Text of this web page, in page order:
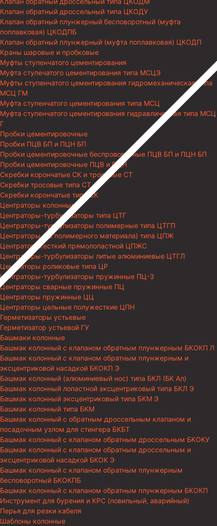
Клапан обратный дроссельный типа ЦКОДУ
Клапан обратный плунжерный бесповоротный (муфта
поплавковая) ЦКОДПБ
Клапан обратный плунжерный (муфта поплавковая) ЦКОДП
Краны шаровые и пробковые
Муфты ступенчатого цементирования
Муфта ступечатого цементирования типа МСЦЭ
Муфты ступенчатого цементирования гидромеханическая типа
МСЦ ГМ
Муфта ступенчатого цементирования типа МСЦ
Муфта ступенчатого цементирования гидравлическая типа МСЦ
Г
Пробки цементировочные
Пробки ПЦВ БП и ПЦН БП
Пробки цементировочные беспроворотные ПЦВ БП и ПЦН БП
Пробки цементировочные ПЦВ и ПЦН
Скребки корончатые СК и тросовые СТ
Скребки тросовые типа СТ
Скребки корончатые типа СК
Центраторы колонные
Центраторы-турбулизаторы типа ЦТГ
Центраторы-турбулизаторы полимерные типа ЦТГП
Центраторы (из полимерного материала) типа ЦПЖ
Центратор жесткий прямолопастной ЦПЖС
Центраторы-турбулизаторы литые алюминиевые ЦТГЛ
Центраторы роликовые типа ЦР
Центраторы-турбулизаторы пружинные ПЦ-3
Центраторы сварные пружинные ПЦ
Центраторы пружинные ЦЦ
Центраторы цельные полужесткие ЦПН
Герметизаторы устьевые
Герметизатор устьевой ГУ
Башмаки колонные
Башмак колонный с клапаном обратным плунжерным БКОКП Л
Башмак колонный с клапаном обратным плунжерным и
эксцентриковой насадкой БКОКП Э
Башмак колонный (алюминиевый нос) типа БКЛ (БК Ал)
Башмак колонный лопастной эксцентриковый типа БКЛ Э
Башмак колонный эксцентриковый типа БКМ Э
Башмак колонный типа БКМ
Башмак колонный с обратным дроссельным клапаном и
посадочным узлом для стингера БКБТ
Башмак колонный с клапаном обратным дроссельным БКОКУ
Башмак колонный с клапаном обратным дроссельным и
эксцентриковой насадкой БКОК Э
Башмак колонный с клапаном обратным плунжерным
бесповоротный БКОКПБ
Башмак колонный с клапаном обратным плунжерным БКОКП
Инструмент для бурения и КРС (ловильный, аварийный)
Перья для резки кабеля
Шаблоны колонные